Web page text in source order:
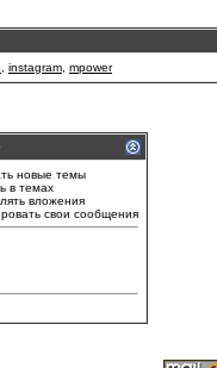
instagram mpower
новые темы
в темах
вложения
свои сообщения